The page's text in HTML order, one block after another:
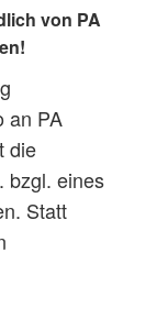
von PA
an PA
die
bzgl. eines
Statt